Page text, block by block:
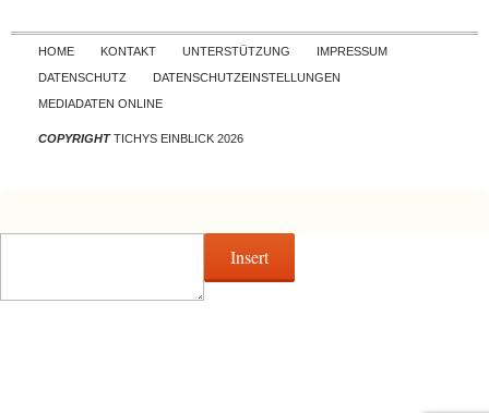
Skip to content
HOME KONTAKT UNTERSTÜTZUNG
IMPRESSUM
DATENSCHUTZ
DATENSCHUTZEINSTELLUNGEN
MEDIADATEN ONLINE
COPYRIGHTTICHYS EINBLICK 2026
Insert